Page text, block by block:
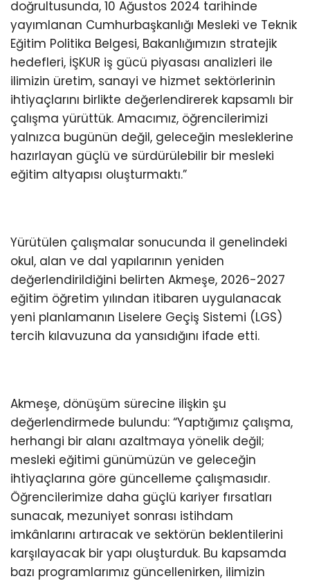
doğrultusunda, 10 Ağustos 2024 tarihinde
yayımlanan Cumhurbaşkanlığı Mesleki ve Teknik
Eğitim Politika Belgesi, Bakanlığımızın stratejik
hedefleri, İŞKUR iş gücü piyasası analizleri ile
ilimizin üretim, sanayi ve hizmet sektörlerinin
ihtiyaçlarını birlikte değerlendirerek kapsamlı bir
çalışma yürüttük. Amacımız, öğrencilerimizi
yalnızca bugünün değil, geleceğin mesleklerine
hazırlayan güçlü ve sürdürülebilir bir mesleki
eğitim altyapısı oluşturmaktı.”
Yürütülen çalışmalar sonucunda il genelindeki
okul, alan ve dal yapılarının yeniden
değerlendirildiğini belirten Akmeşe, 2026-2027
eğitim öğretim yılından itibaren uygulanacak
yeni planlamanın Liselere Geçiş Sistemi (LGS)
tercih kılavuzuna da yansıdığını ifade etti.
Akmeşe, dönüşüm sürecine ilişkin şu
değerlendirmede bulundu: “Yaptığımız çalışma,
herhangi bir alanı azaltmaya yönelik değil;
mesleki eğitimi günümüzün ve geleceğin
ihtiyaçlarına göre güncelleme çalışmasıdır.
Öğrencilerimize daha güçlü kariyer fırsatları
sunacak, mezuniyet sonrası istihdam
imkânlarını artıracak ve sektörün beklentilerini
karşılayacak bir yapı oluşturduk. Bu kapsamda
bazı programlarımız güncellenirken, ilimizin